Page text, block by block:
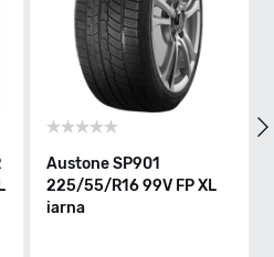
Austone SP901
225/55/R16 99V FP XL
iarna